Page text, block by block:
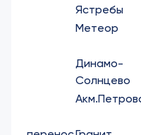
Ястребы
Метеор
Динамо-
Солнцево